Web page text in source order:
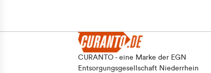
CURANTO - eine Marke der EGN
Entsorgungsgesellschaft Niederrhein